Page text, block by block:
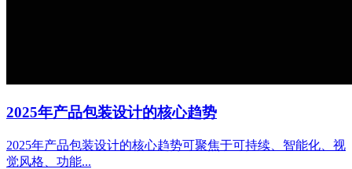
2025年产品包装设计的核心趋势
2025年产品包装设计的核心趋势可聚焦于可持续、智能化、视
觉风格、功能...